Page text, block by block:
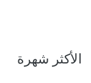
الأكثر شهرة